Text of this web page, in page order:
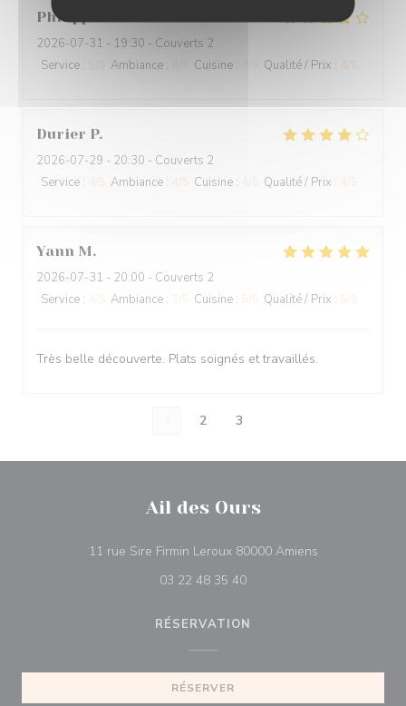
Philippe
2026-07-31 - 19:30 - Couverts 2
Service : Ambiance : Cuisine : Qualité / Prix :
Durier P
2026-07-29 - 20:30 - Couverts 2
Service : Ambiance : Cuisine : Qualité / Prix :
Yann M
2026-07-31 - 20:00 - Couverts 2
Service : Ambiance : Cuisine : Qualité / Prix :
Très belle découverte. Plats soignés et travaillés.
2 3
Ail des Ours
11 rue Sire Firmin Leroux 80000 Amiens((ouvre une
03 22 48 35 40
RÉSERVATION
RÉSERVER